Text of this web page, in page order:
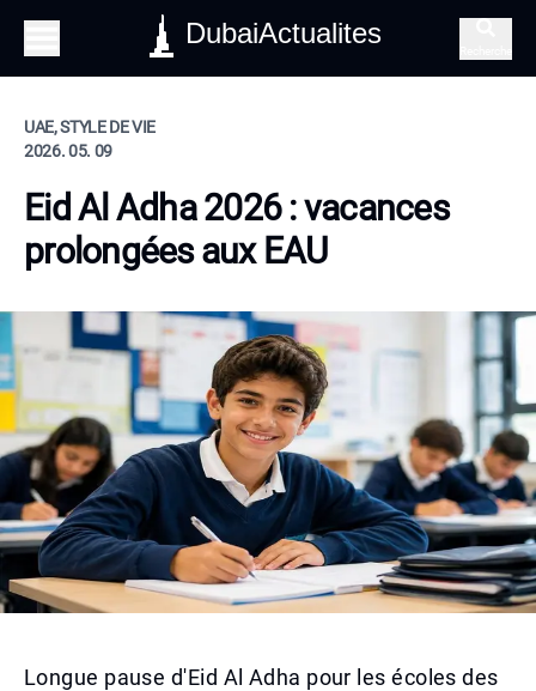
DubaiActualites
UAE, STYLE DE VIE
2026. 05. 09
Eid Al Adha 2026 : vacances
prolongées aux EAU
Longue pause d'Eid Al Adha pour les écoles des